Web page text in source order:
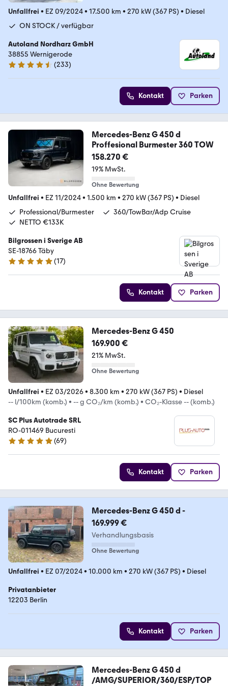
Unfallfrei • EZ 09/2024• 17.500 km • 270 kW (367 PS) • Diesel
ON STOCK / verfügbar
Autoland Nordharz GmbH
38855 Wernigerode
4.7 Sterne
(233)
Kontakt Parken
Mercedes-Benz G 450 d
Proffesional Burmester 360 TOW
158.270 €
19% MwSt.
Ohne Bewertung
Unfallfrei • EZ 11/2024• 1.500 km • 270 kW (367 PS) • Diesel
Professional/Burmester
360/TowBar/Adp Cruise
NETTO €133K
Bilgrossen i Sverige AB
SE-18766 Täby
4.9 Sterne
(17)
Kontakt Parken
Mercedes-Benz G 450
169.900 €
21% MwSt.
Ohne Bewertung
Unfallfrei • EZ 03/2026• 8.300 km • 270 kW (367 PS) • Diesel
-- l/100km (komb.) • -- g CO₂/km (komb.) • CO₂-Klasse -- (komb.)
SC Plus Autotrade SRL
RO-011469 Bucuresti
5 Sterne
(69)
Kontakt Parken
Mercedes-Benz G 450 d -
169.999 €
Verhandlungsbasis
Ohne Bewertung
Unfallfrei • EZ 07/2024• 10.000 km • 270 kW (367 PS) • Diesel
Privatanbieter
12203 Berlin
Kontakt Parken
Mercedes-Benz G 450 d
/AMG/SUPERIOR/360/ESP/TOP